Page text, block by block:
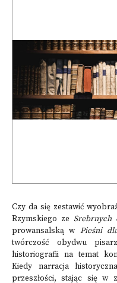
Czy da się zestawić
Rzymskiego ze Srebrnych
prowansalską w Pieśni
twórczość obydwu
historiografii na temat
Kiedy narracja
przeszłości, stając się w